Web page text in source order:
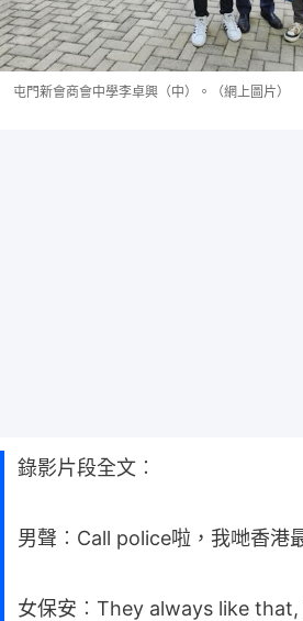
屯門新會商會中學李卓興（中）。（網上圖片）
錄影片段全文︰
男聲︰Call police啦，我哋香港
女保安︰They always like